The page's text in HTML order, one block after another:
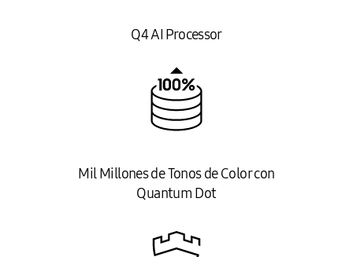
Q4 AI Processor
Mil Millones de Tonos de Color con
Quantum Dot